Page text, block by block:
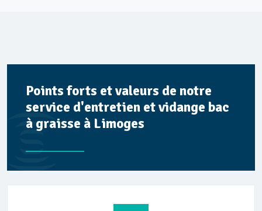
Points forts et valeurs de notre
service d'entretien et vidange bac
à graisse à Limoges